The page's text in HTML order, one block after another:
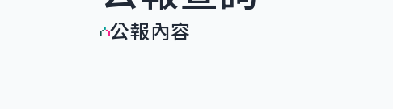
重要談話
影音頻道 公報內容